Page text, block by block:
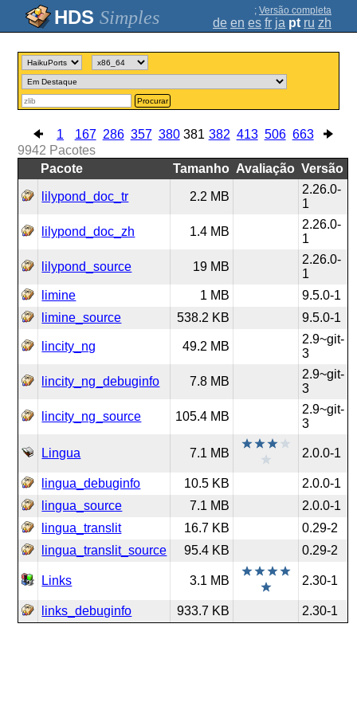
Simples ; Versão completa
de en es fr ja pt ru zh
Procurar
1 167 286 357 380 381 382 413 506 663
9942 Pacotes
Pacote
Tamanho Avaliação Versão
lilypond_doc_tr 2.2 MB
2.26.0-
1
lilypond_doc_zh 1.4 MB
2.26.0-
1
lilypond_source 19 MB
2.26.0-
1
limine
1 MB
9.5.0-1
limine_source
538.2 KB 9.5.0-1
lincity_ng 49.2 MB
2.9~git-
3
lincity_ng_debuginfo 7.8 MB
2.9~git-
3
lincity_ng_source 105.4 MB
2.9~git-
3
Lingua 7.1 MB 2.0.0-1
lingua_debuginfo 10.5 KB
2.0.0-1
lingua_source
7.1 MB
2.0.0-1
lingua_translit
16.7 KB
0.29-2
lingua_translit_source
95.4 KB 0.29-2
Links 3.1 MB 2.30-1
links_debuginfo 933.7 KB 2.30-1